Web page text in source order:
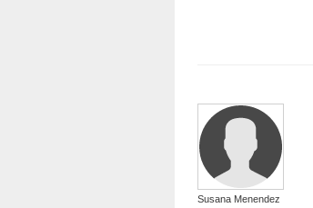
Susana Menendez